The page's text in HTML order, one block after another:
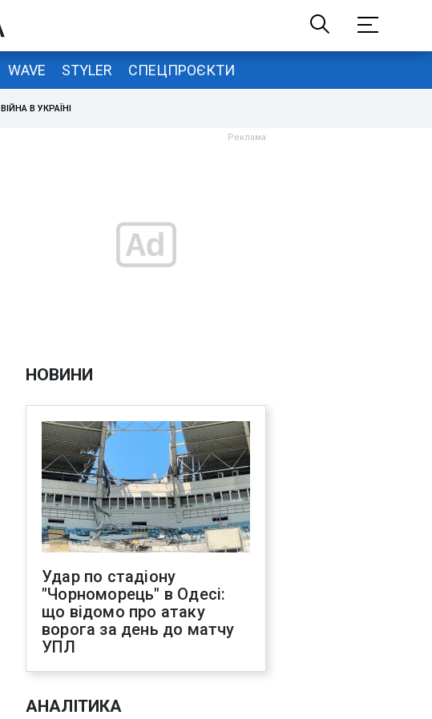
WAVE STYLER СПЕЦПРОЄКТИ
ВІЙНА В УКРАЇНІ
НОВИНИ
Удар по стадіону
"Чорноморець" в Одесі:
що відомо про атаку
ворога за день до матчу
УПЛ
АНАЛІТИКА